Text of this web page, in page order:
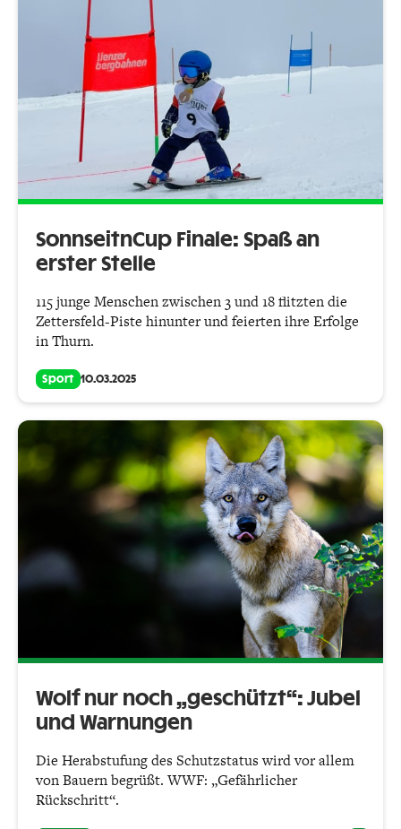
SonnseitnCup Finale: Spaß an
erster Stelle
115 junge Menschen zwischen 3 und 18 flitzten die
Zettersfeld-Piste hinunter und feierten ihre Erfolge
in Thurn.
Sport 10.03.2025
Wolf nur noch „geschützt“: Jubel
und Warnungen
Die Herabstufung des Schutzstatus wird vor allem
von Bauern begrüßt. WWF: „Gefährlicher
Rückschritt“.